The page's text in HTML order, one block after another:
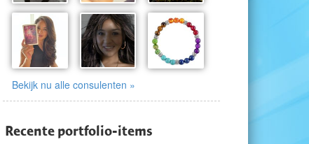
Bekijk nu alle consulenten »
Recente portfolio-items